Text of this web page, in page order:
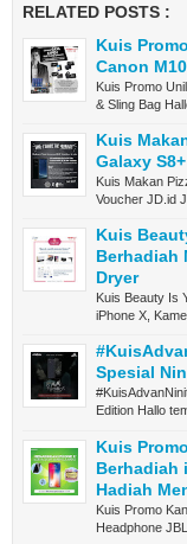
RELATED POSTS :
Kuis
Canon
Kuis Promo
& Sling Bag
Kuis
Galaxy
Kuis Makan
Voucher JD.id
Kuis
Berhadiah
Dryer
Kuis Beauty Is
iPhone X,
Spesial
Edition Hallo
Kuis
Berhadiah
Hadiah
Kuis Promo
Headphone